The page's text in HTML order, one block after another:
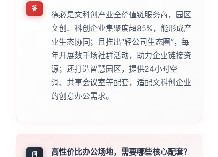
答
德必是文科创产业全价值链服务商，园区
文创、科创企业集聚度超85%，能形成产
业生态协同；且推出“轻公司生态圈”，每
年开展数千场社群活动，助力企业链接资
源；还打造智慧园区，提供24小时空
调、共享会议室等配套，适配文科创企业
的创意办公需求。
问 高性价比办公场地，需要哪些核心配套？